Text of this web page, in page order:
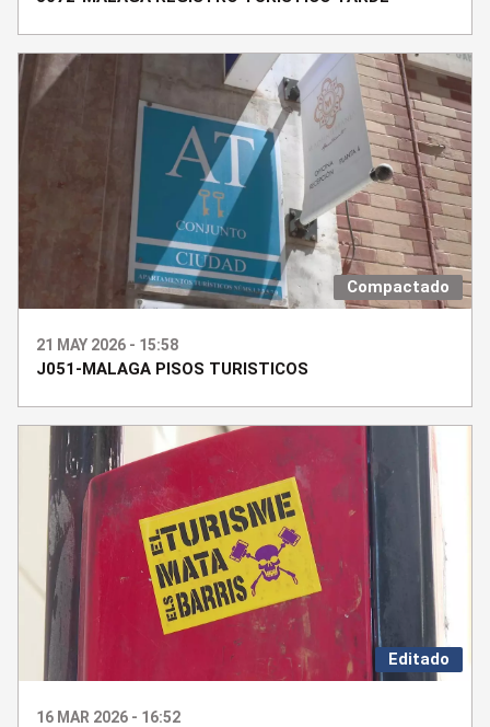
Compactado
21 MAY 2026 - 15:58
J051-MALAGA PISOS TURISTICOS
Editado
16 MAR 2026 - 16:52